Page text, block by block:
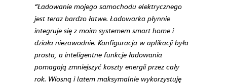
“Ładowanie mojego samochodu elektrycznego
jest teraz bardzo łatwe. Ładowarka płynnie
integruje się z moim systemem smart home i
działa niezawodnie. Konfiguracja w aplikacji była
prosta, a inteligentne funkcje ładowania
pomagają zmniejszyć koszty energii przez cały
rok. Wiosną i latem maksymalnie wykorzystuję